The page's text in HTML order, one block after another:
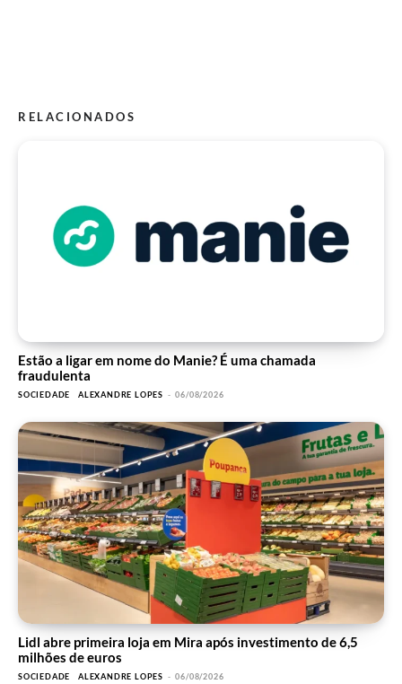
RELACIONADOS
Estão a ligar em nome do Manie? É uma chamada
fraudulenta
SOCIEDADE ALEXANDRE LOPES - 06/08/2026
Lidl abre primeira loja em Mira após investimento de 6,5
milhões de euros
SOCIEDADE ALEXANDRE LOPES - 06/08/2026